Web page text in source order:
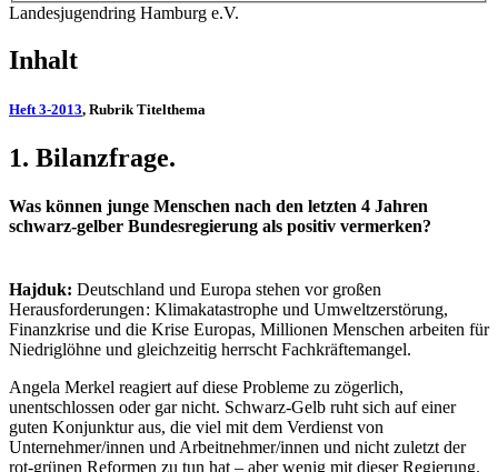
Landesjugendring Hamburg e.V.
Inhalt
Heft 3-2013, Rubrik Titelthema
1. Bilanzfrage.
Was können junge Menschen nach den letzten 4 Jahren
schwarz-gelber Bundesregierung als positiv vermerken?
Hajduk: Deutschland und Europa stehen vor großen
Herausforderungen : Klimakatastrophe und Umweltzerstörung,
Finanzkrise und die Krise Europas, Millionen Menschen arbeiten für
Niedriglöhne und gleichzeitig herrscht Fachkräftemangel.
Angela Merkel reagiert auf diese Probleme zu zögerlich,
unentschlossen oder gar nicht. Schwarz-Gelb ruht sich auf einer
guten Konjunktur aus, die viel mit dem Verdienst von
Unternehmer/innen und Arbeitnehmer/innen und nicht zuletzt der
rot-grünen Reformen zu tun hat – aber wenig mit dieser Regierung.